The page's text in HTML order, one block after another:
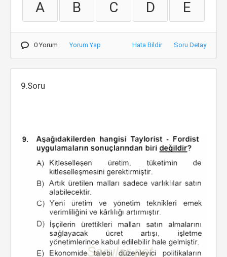
A B C D E
0 Yorum Yorum Yap Hata Bildir Soru Detay
9.Soru